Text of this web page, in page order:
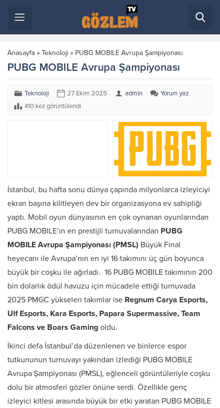
Anasayfa » Teknoloji » PUBG MOBILE Avrupa Şampiyonası
PUBG MOBILE Avrupa Şampiyonası
Teknoloji 27 Ekim 2025 admin
Yorum yaz
410 kez görüntülendi
İstanbul, bu hafta sonu dünya çapında milyonlarca izleyiciyi
ekran başına kilitleyen dev bir organizasyona ev sahipliği
yaptı. Mobil oyun dünyasının en çok oynanan oyunlarından
PUBG MOBILE’ın en prestijli turnuvalarından PUBG
MOBILE Avrupa Şampiyonası (PMSL) Büyük Final
heyecanı ile Avrupa’nın en iyi 16 takımını üç gün boyunca
büyük bir coşku ile ağırladı. 16 PUBG MOBILE takımının 200
bin dolarlık ödül havuzu için mücadele ettiği turnuvada
2025 PMGC yükselen takımlar ise Regnum Carya Esports,
Ulf Esports, Kara Esports, Papara Supermassive, Team
Falcons ve Boars Gaming oldu.
İkinci defa İstanbul’da düzenlenen ve binlerce espor
tutkununun turnuvayı yakından izlediği PUBG MOBILE
Avrupa Şampiyonası (PMSL), eğlenceli görüntüleriyle coşku
dolu bir atmosferi gözler önüne serdi. Özellikle genç
izleyici kitlesi arasında büyük bir etki yaratan PUBG MOBILE